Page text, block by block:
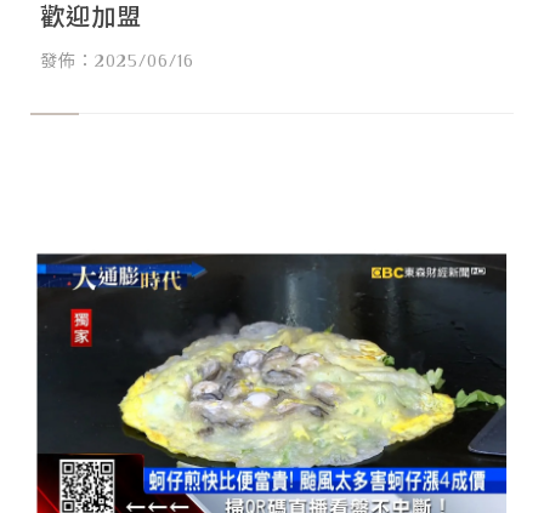
歡迎加盟
發佈：2025/06/16